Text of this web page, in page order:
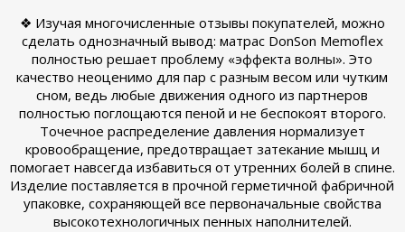
❖ Изучая многочисленные отзывы покупателей, можно
сделать однозначный вывод: матрас DonSon Memoflex
полностью решает проблему «эффекта волны». Это
качество неоценимо для пар с разным весом или чутким
сном, ведь любые движения одного из партнеров
полностью поглощаются пеной и не беспокоят второго.
Точечное распределение давления нормализует
кровообращение, предотвращает затекание мышц и
помогает навсегда избавиться от утренних болей в спине.
Изделие поставляется в прочной герметичной фабричной
упаковке, сохраняющей все первоначальные свойства
высокотехнологичных пенных наполнителей.